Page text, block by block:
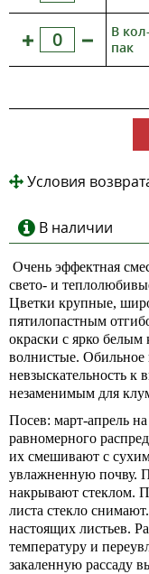
В
пак
Условия
В наличии
Очень эффектная
свето- и
Цветки крупные,
пятилопастным
окраски с ярко белым
волнистые. Обильное
невзыскательность к
незаменимым для
Посев: март-апрель
равномерного
их смешивают с
увлажненную почву.
накрывают стеклом.
листа стекло
настоящих листьев.
температуру и
закаленную рассаду